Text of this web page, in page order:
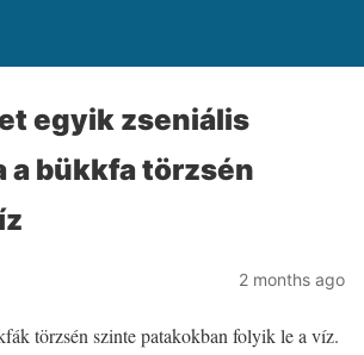
egyik zseniális
a bükkfa törzsén
2 months ago
törzsén szinte patakokban folyik le a víz.